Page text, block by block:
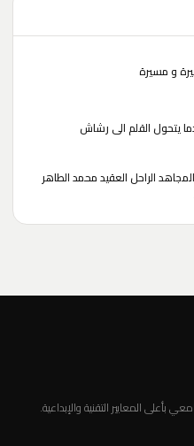
و مسيرة
يتحول القلم الى رشاش
الراحل العقيد محمد الطاهر
بأعلى المعايير التقنية والإبداعية.